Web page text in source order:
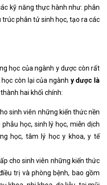
kỹ năng thực hành như: phân
trúc phân tử sinh học, tạo ra các
học của ngành y dược còn rất
còn lại của ngành y dược là
hai khối chính:
sinh viên những kiến thức nền
học, sinh lý học, miễn dịch
học, tâm lý học y khoa, y tế
cho sinh viên những kiến thức
trị và phòng bệnh, bao gồm